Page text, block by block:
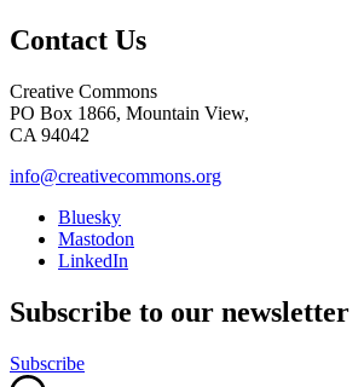
Contact Us
Creative Commons
PO Box 1866, Mountain View,
CA 94042
info@creativecommons.org
Bluesky
Mastodon
LinkedIn
Subscribe to our newsletter
Subscribe